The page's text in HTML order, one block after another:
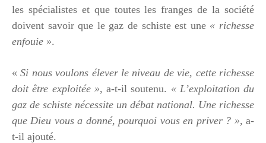
les spécialistes et que toutes les franges de la société
doivent savoir que le gaz de schiste est une« richesse
enfouie ».
«Si nous voulons élever le niveau de vie, cette richesse
doit être exploitée », a-t-il soutenu. « L’exploitation du
gaz de schiste nécessite un débat national. Une richesse
que Dieu vous a donné, pourquoi vous en priver ? », a-
t-il ajouté.